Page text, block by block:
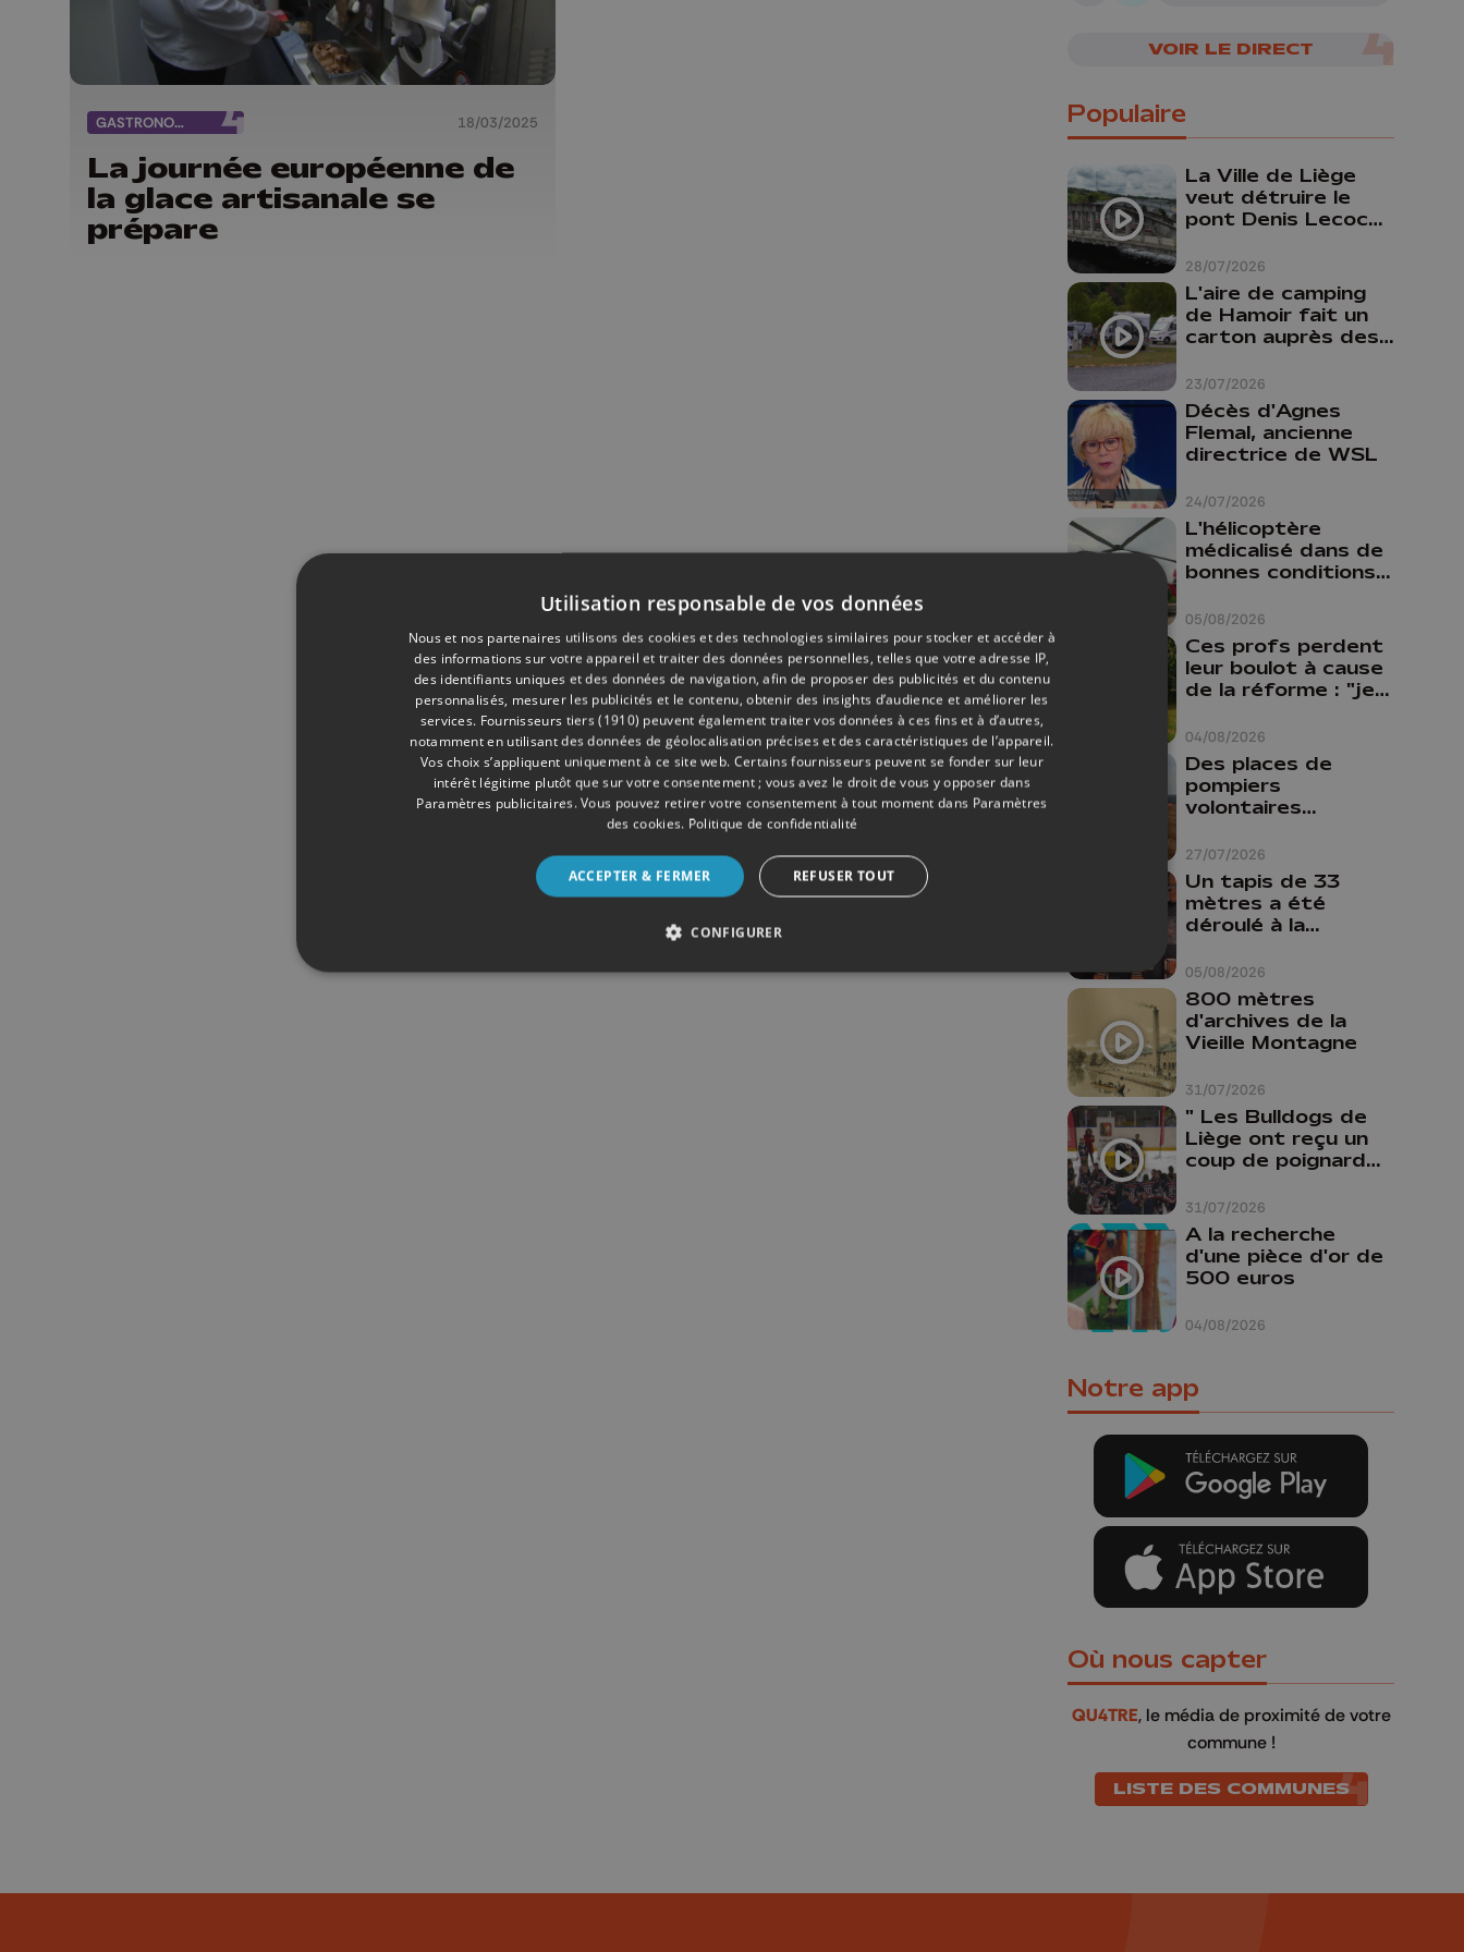
GASTRONOMIE 18/03/2025
La journée européenne de
la glace artisanale se
prépare
VOIR LE DIRECT
Populaire
28/07/2026
La Ville de Liège
veut détruire le
pont Denis Lecocq
budget pour le
faire
23/07/2026
L'aire de camping
de Hamoir fait un
carton auprès des
24/07/2026
Décès d'Agnes
Flemal, ancienne
directrice de WSL
05/08/2026
L'hélicoptère
médicalisé dans de
bonnes conditions à
04/08/2026
Ces profs perdent
leur boulot à cause
de la réforme : "je
comme prof que
comme
pharmacienne"
27/07/2026
Des places de
pompiers
volontaires
province de Liège :
"Un citoyen qui
n'est formé ne
peut pas nous
aider"
05/08/2026
Un tapis de 33
mètres a été
déroulé à la
Liège
31/07/2026
800 mètres
d'archives de la
Vieille Montagne
31/07/2026
" Les Bulldogs de
Liège ont reçu un
coup de poignard
04/08/2026
A la recherche
d'une pièce d'or de
500 euros
Notre app
Où nous capter
QU4TRE, le média de proximité de votre
commune !
LISTE DES COMMUNES
Utilisation responsable de vos données
Nous et nos partenaires utilisons des cookies et des technologies similaires pour stocker et accéder à
des informations sur votre appareil et traiter des données personnelles, telles que votre adresse IP,
des identifiants uniques et des données de navigation, afin de proposer des publicités et du contenu
personnalisés, mesurer les publicités et le contenu, obtenir des insights d’audience et améliorer les
services. Fournisseurs tiers (1910) peuvent également traiter vos données à ces fins et à d’autres,
notamment en utilisant des données de géolocalisation précises et des caractéristiques de l’appareil.
Vos choix s’appliquent uniquement à ce site web. Certains fournisseurs peuvent se fonder sur leur
intérêt légitime plutôt que sur votre consentement ; vous avez le droit de vous y opposer dans
Paramètres publicitaires. Vous pouvez retirer votre consentement à tout moment dans Paramètres
des cookies. Politique de confidentialité
ACCEPTER & FERMER REFUSER TOUT
CONFIGURER